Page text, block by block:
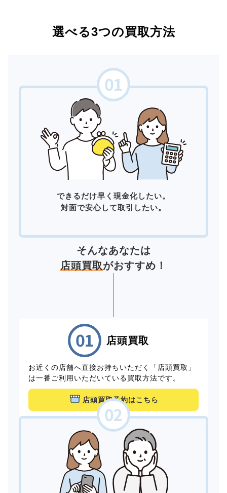
選べる3つの買取方法
できるだけ早く現金化したい。
対面で安心して取引したい。
そんなあなたは
店頭買取がおすすめ！
店頭買取
お近くの店舗へ直接お持ちいただく「店頭買取」
は一番ご利用いただいている買取方法です。
店頭買取予約はこちら